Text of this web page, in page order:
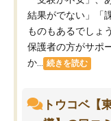
結果がでない」「
ものもあるでしょう
保護者の方がサポ
か...
続きを読む
トウコベ【